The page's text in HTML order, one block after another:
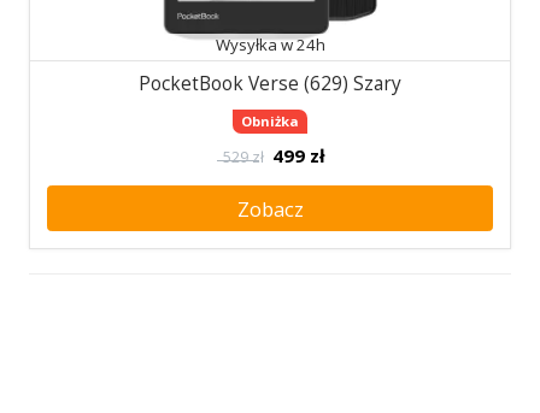
Wysyłka w 24h
PocketBook Verse (629) Szary
Obniżka
529 zł 499 zł
Zobacz